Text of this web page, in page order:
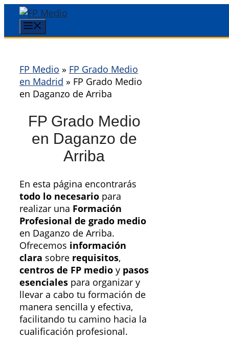
Saltar
contenido
FP Medio » FP Grado Medio
en Madrid » FP Grado Medio
en Daganzo de Arriba
FP Grado Medio
en Daganzo de
Arriba
En esta página encontrarás
todo lo necesario para
realizar una Formación
Profesional de grado medio
en Daganzo de Arriba.
Ofrecemos información
clara sobre requisitos,
centros de FP medio y pasos
esenciales para organizar y
llevar a cabo tu formación de
manera sencilla y efectiva,
facilitando tu camino hacia la
cualificación profesional.